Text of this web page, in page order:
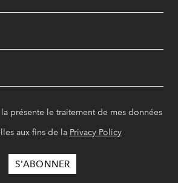
présente le traitement de mes données
aux fins de la Privacy Policy